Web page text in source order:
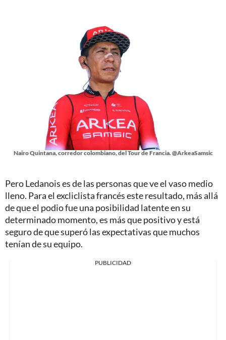
Nairo Quintana, corredor colombiano, del Tour de Francia. @ArkeaSamsic
Pero Ledanois es de las personas que ve el vaso medio
lleno. Para el excliclista francés este resultado, más allá
de que el podio fue una posibilidad latente en su
determinado momento, es más que positivo y está
seguro de que superó las expectativas que muchos
tenían de su equipo.
PUBLICIDAD